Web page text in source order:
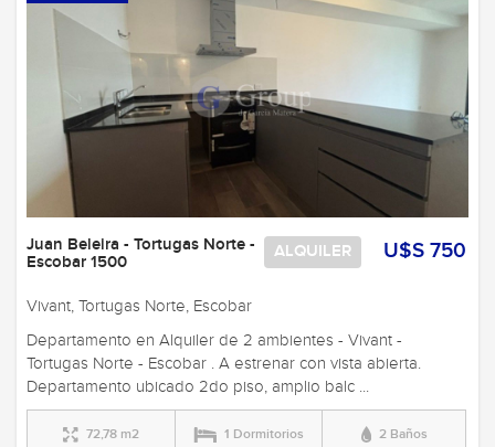
U$S 750
ALQUILER
Juan Beleira - Tortugas Norte -
Escobar 1500
Vivant, Tortugas Norte, Escobar
Departamento en Alquiler de 2 ambientes - Vivant -
Tortugas Norte - Escobar . A estrenar con vista abierta.
Departamento ubicado 2do piso, amplio balc ...
72,78 m2 1 Dormitorios 2 Baños